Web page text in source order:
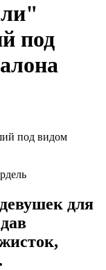
под
для